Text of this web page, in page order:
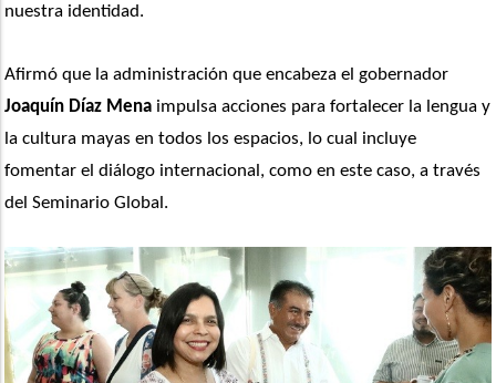
nuestra identidad.
Joaquín Díaz Mena impulsa acciones para fortalecer la lengua y
la cultura mayas en todos los espacios, lo cual incluye
fomentar el diálogo internacional, como en este caso, a través
del Seminario Global.